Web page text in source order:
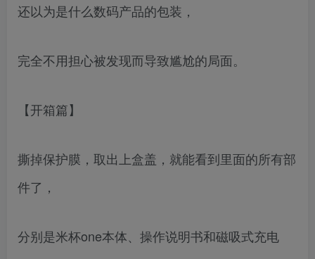
还以为是什么数码产品的包装，
完全不用担心被发现而导致尴尬的局面。
【开箱篇】
撕掉保护膜，取出上盒盖，就能看到里面的所有部
件了，
分别是米杯one本体、操作说明书和磁吸式充电